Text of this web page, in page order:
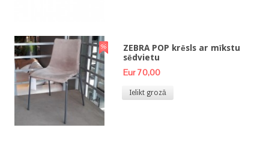
ZEBRA POP krēsls ar mīkstu
sēdvietu
Eur 70,00
Ielikt grozā